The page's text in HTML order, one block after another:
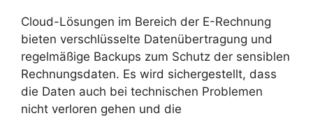
Cloud-Lösungen im Bereich der E-Rechnung
bieten verschlüsselte Datenübertragung und
regelmäßige Backups zum Schutz der sensiblen
Rechnungsdaten. Es wird sichergestellt, dass
die Daten auch bei technischen Problemen
nicht verloren gehen und die